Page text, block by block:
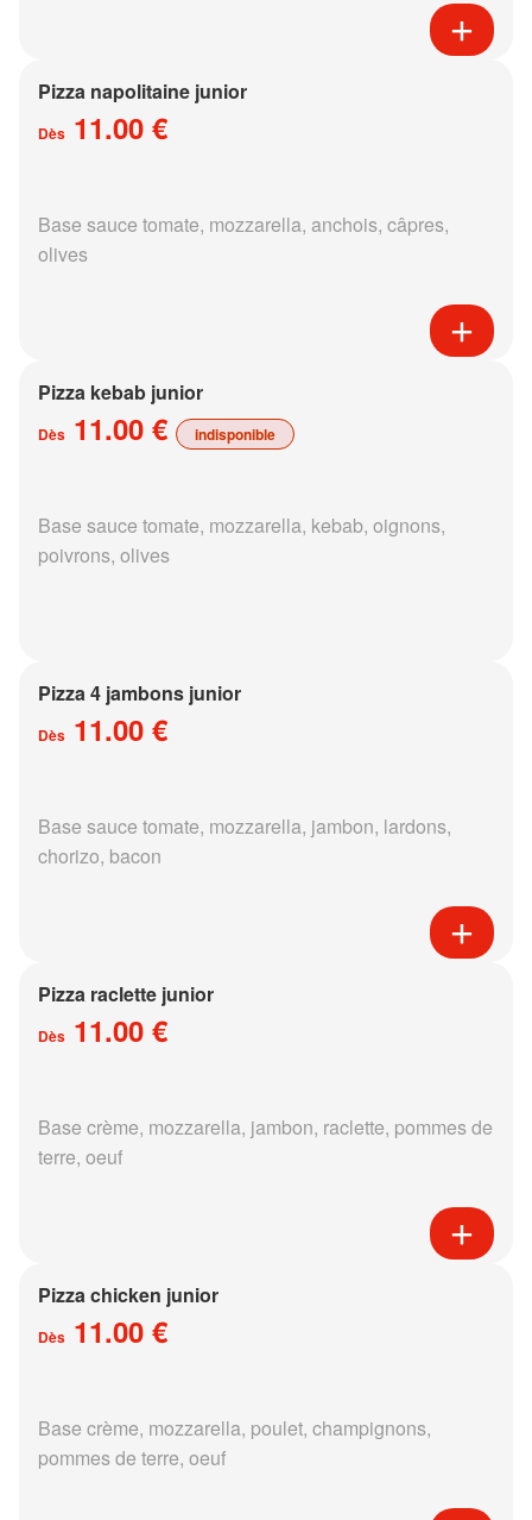
Pizza napolitaine junior
Dès 11.00 €
Base sauce tomate, mozzarella, anchois, câpres,
olives
Pizza kebab junior
Dès 11.00 € indisponible
Base sauce tomate, mozzarella, kebab, oignons,
poivrons, olives
Pizza 4 jambons junior
Dès 11.00 €
Base sauce tomate, mozzarella, jambon, lardons,
chorizo, bacon
Pizza raclette junior
Dès 11.00 €
Base crème, mozzarella, jambon, raclette, pommes de
terre, oeuf
Pizza chicken junior
Dès 11.00 €
Base crème, mozzarella, poulet, champignons,
pommes de terre, oeuf